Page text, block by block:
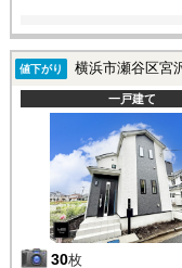
値下がり 横浜市瀬谷区宮
一戸建て
30枚